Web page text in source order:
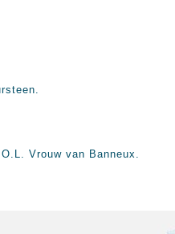
Vrouw van Banneux.